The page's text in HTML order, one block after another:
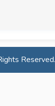
Reserved.